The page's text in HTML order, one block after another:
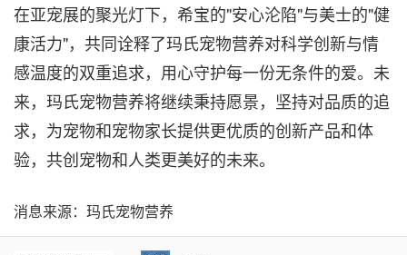
在亚宠展的聚光灯下，希宝的"安心沦陷"与美士的"健
康活力"，共同诠释了玛氏宠物营养对科学创新与情
感温度的双重追求，用心守护每一份无条件的爱。未
来，玛氏宠物营养将继续秉持愿景，坚持对品质的追
求，为宠物和宠物家长提供更优质的创新产品和体
验，共创宠物和人类更美好的未来。
消息来源：玛氏宠物营养